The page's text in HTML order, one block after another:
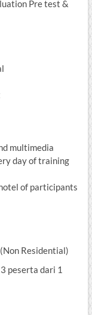
Pre test &
multimedia
day of training
of participants
Residential)
peserta dari 1